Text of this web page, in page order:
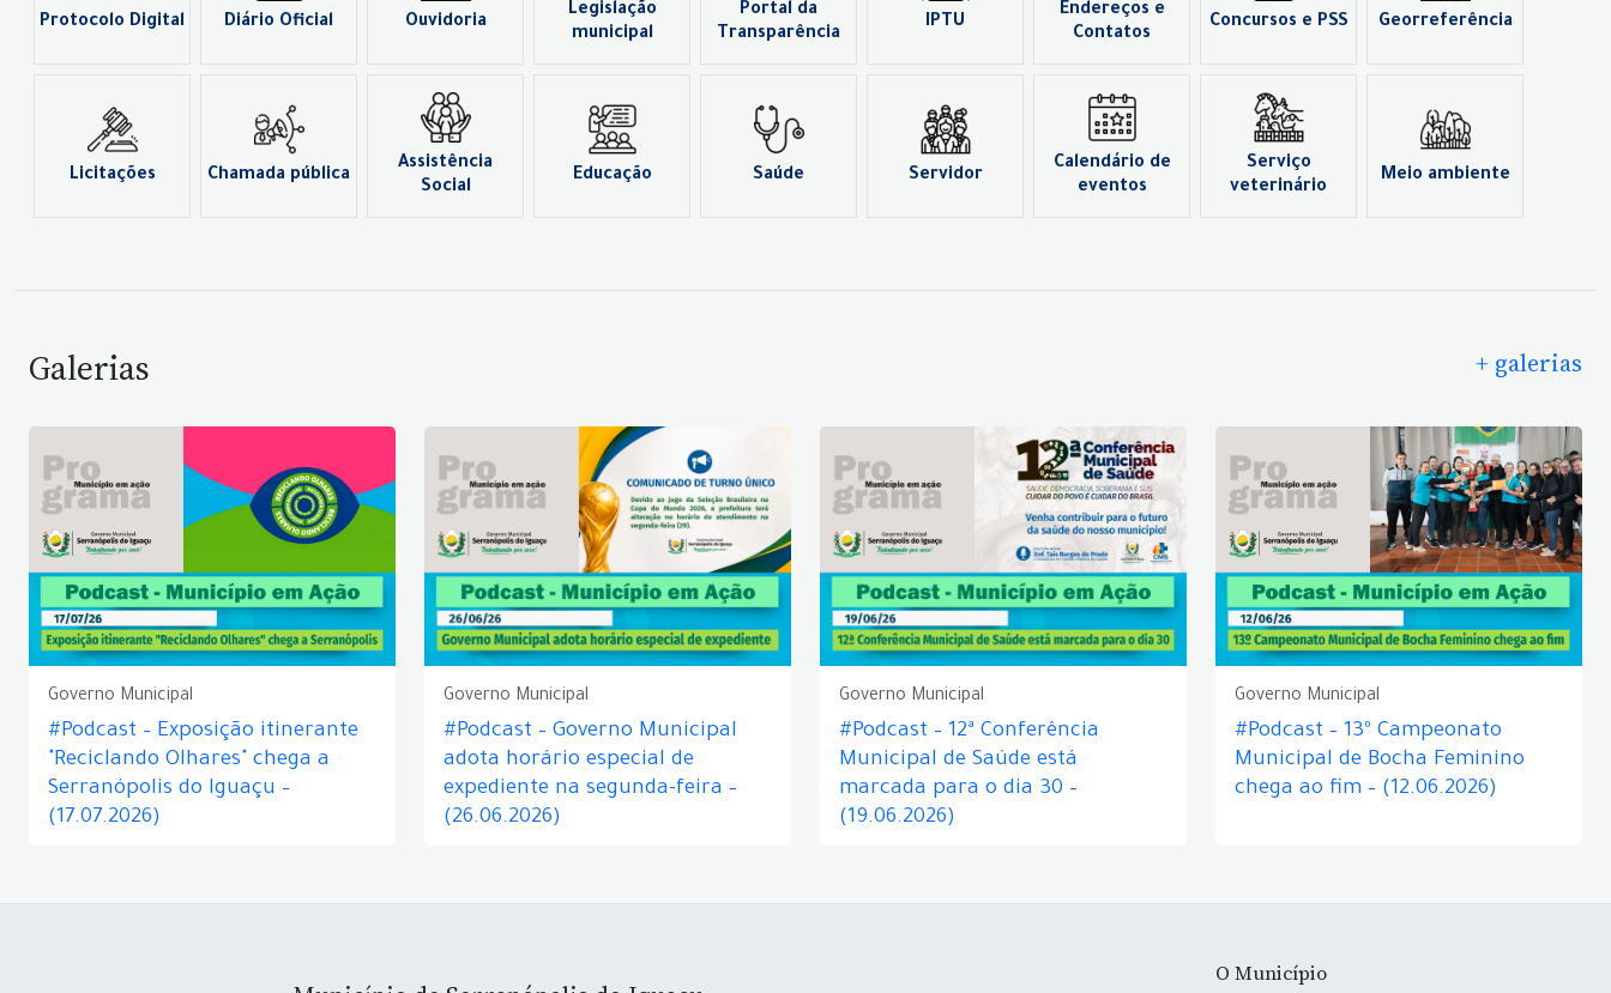
Protocolo Digital Diário Oficial Ouvidoria
Legislação
municipal
Portal da
Transparência
IPTU
Endereços e
Contatos
Concursos e PSS Georreferência
Licitações Chamada pública
Assistência
Social
Educação Saúde Servidor
Calendário de
eventos
Serviço
veterinário
Meio ambiente
Galerias + galerias
Governo Municipal
#Podcast – Exposição itinerante
"Reciclando Olhares" chega a
Serranópolis do Iguaçu –
(17.07.2026)
Governo Municipal
#Podcast – Governo Municipal
adota horário especial de
expediente na segunda-feira –
(26.06.2026)
Governo Municipal
#Podcast – 12ª Conferência
Municipal de Saúde está
marcada para o dia 30 –
(19.06.2026)
Governo Municipal
#Podcast – 13º Campeonato
Municipal de Bocha Feminino
chega ao fim – (12.06.2026)
O Município